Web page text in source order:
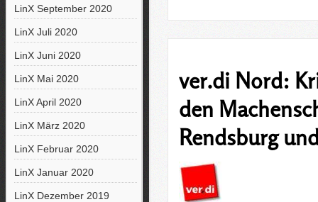
LinX September 2020
LinX Juli 2020
LinX Juni 2020
LinX Mai 2020
LinX April 2020
LinX März 2020
LinX Februar 2020
LinX Januar 2020
LinX Dezember 2019
ver.di Nord:
den
Rendsburg